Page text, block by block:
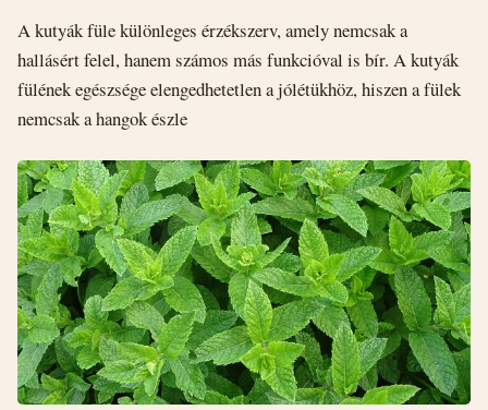
A kutyák füle különleges érzékszerv, amely nemcsak a
hallásért felel, hanem számos más funkcióval is bír. A kutyák
fülének egészsége elengedhetetlen a jólétükhöz, hiszen a fülek
nemcsak a hangok észle